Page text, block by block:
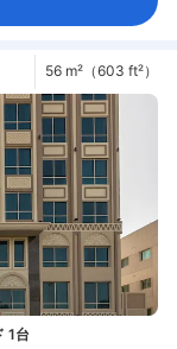
56 m²（603 ft²）
1台